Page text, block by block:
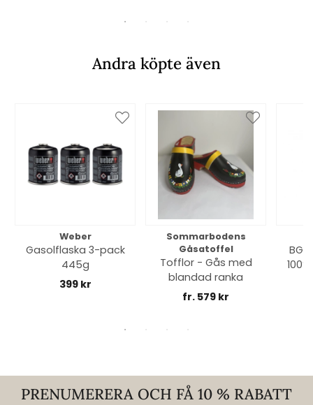
Andra köpte även
Weber
Gasolflaska 3-pack
445g
399 kr
Sommarbodens
Gåsatoffel
Tofflor - Gås med
blandad ranka
fr. 579 kr
PRENUMERERA OCH FÅ 10 % RABATT